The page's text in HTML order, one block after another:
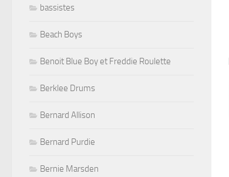
bassistes
Beach Boys
Benoit Blue Boy et Freddie Roulette
Berklee Drums
Bernard Allison
Bernard Purdie
Bernie Marsden